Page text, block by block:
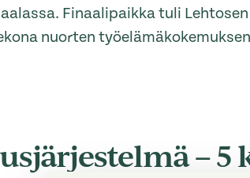
Finaalipaikka tuli
nuorten
– 5